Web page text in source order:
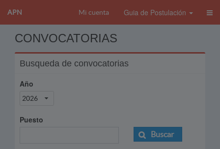
APN Mi cuenta Guia de Postulación
CONVOCATORIAS
Busqueda de convocatorias
Año
2026
Puesto
Buscar